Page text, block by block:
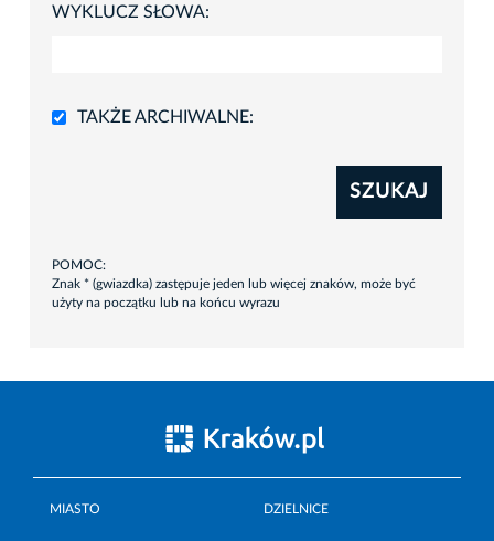
WYKLUCZ SŁOWA:
TAKŻE ARCHIWALNE:
SZUKAJ
POMOC:
Znak * (gwiazdka) zastępuje jeden lub więcej znaków, może być
użyty na początku lub na końcu wyrazu
MIASTO DZIELNICE